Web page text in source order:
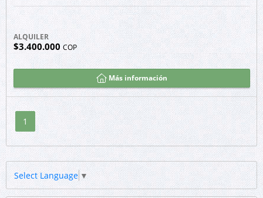
ALQUILER
$3.400.000 COP
Más información
1
Select Language▼